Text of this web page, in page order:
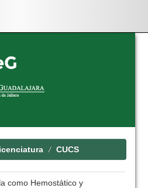
CUCS
como Hemostático y